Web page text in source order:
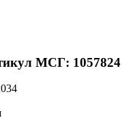
МСГ: 1057824